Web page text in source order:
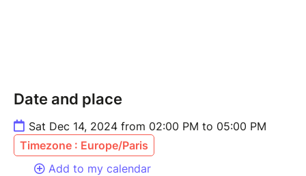
Date and place
Sat Dec 14, 2024 from 02:00 PM to 05:00 PM
Timezone : Europe/Paris
Add to my calendar